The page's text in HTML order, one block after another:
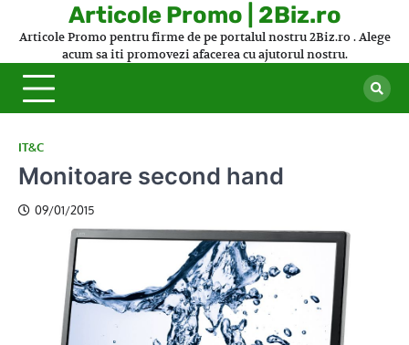
Articole Promo | 2Biz.ro
Articole Promo pentru firme de pe portalul nostru 2Biz.ro . Alege
acum sa iti promovezi afacerea cu ajutorul nostru.
IT&C
Monitoare second hand
09/01/2015